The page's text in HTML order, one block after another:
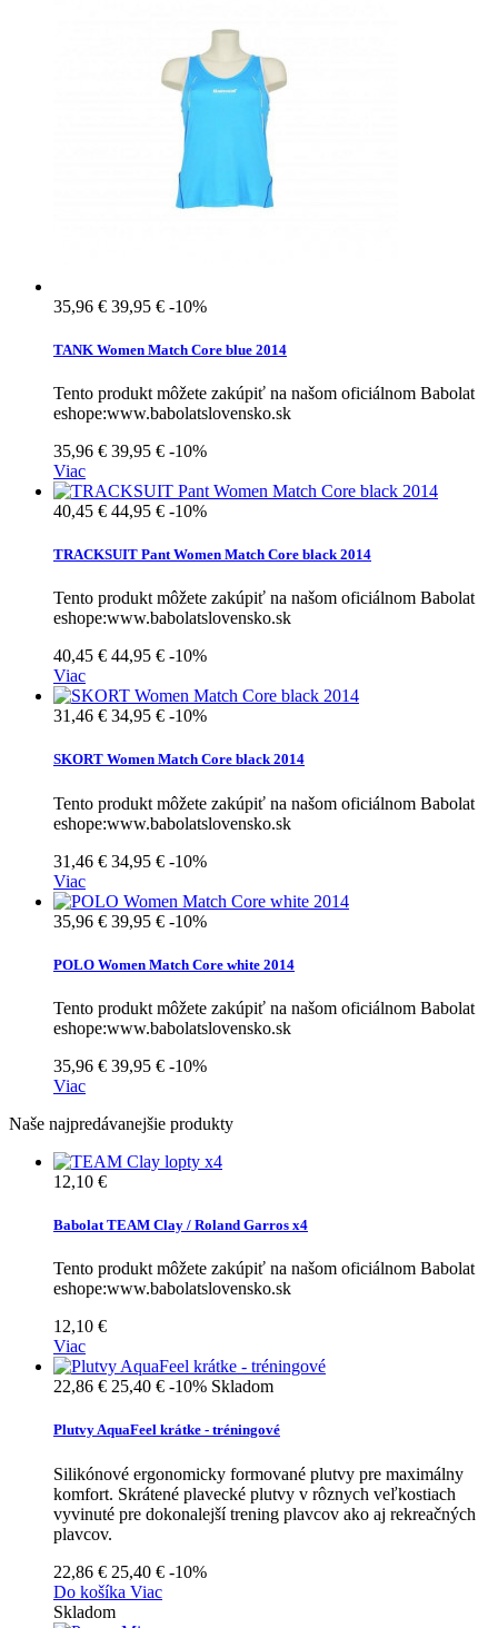
35,96 € 39,95 € -10%
TANK Women Match Core blue 2014
Tento produkt môžete zakúpiť na našom oficiálnom Babolat
eshope:www.babolatslovensko.sk
35,96 € 39,95 € -10%
Viac
40,45 € 44,95 € -10%
TRACKSUIT Pant Women Match Core black 2014
Tento produkt môžete zakúpiť na našom oficiálnom Babolat
eshope:www.babolatslovensko.sk
40,45 € 44,95 € -10%
Viac
31,46 € 34,95 € -10%
SKORT Women Match Core black 2014
Tento produkt môžete zakúpiť na našom oficiálnom Babolat
eshope:www.babolatslovensko.sk
31,46 € 34,95 € -10%
Viac
35,96 € 39,95 € -10%
POLO Women Match Core white 2014
Tento produkt môžete zakúpiť na našom oficiálnom Babolat
eshope:www.babolatslovensko.sk
35,96 € 39,95 € -10%
Viac
Naše najpredávanejšie produkty
12,10 €
Babolat TEAM Clay / Roland Garros x4
Tento produkt môžete zakúpiť na našom oficiálnom Babolat
eshope:www.babolatslovensko.sk
12,10 €
Viac
22,86 € 25,40 € -10% Skladom
Plutvy AquaFeel krátke - tréningové
Silikónové ergonomicky formované plutvy pre maximálny
komfort. Skrátené plavecké plutvy v rôznych veľkostiach
vyvinuté pre dokonalejší trening plavcov ako aj rekreačných
plavcov.
22,86 € 25,40 € -10%
Do košíka Viac
Skladom